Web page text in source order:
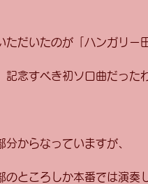
ただいたのが「ハンガリー
記念すべき初ソロ曲だった
分からなっていますが、
のところしか本番では演奏